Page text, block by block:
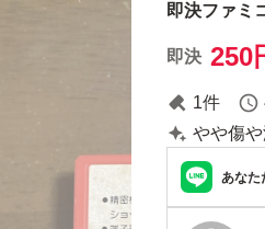
即決ファミ
即決 250
1件
やや傷や
あなた